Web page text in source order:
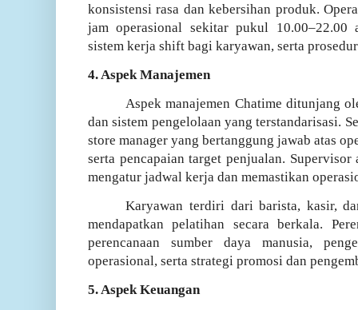
konsistensi rasa dan kebersihan produk.
jam operasional sekitar pukul 10.00–22.00
sistem kerja shift bagi karyawan, serta
4. Aspek Manajemen
Aspek manajemen Chatime ditunjang
dan sistem pengelolaan yang terstandarisasi.
store manager yang bertanggung jawab atas
serta pencapaian target penjualan.
mengatur jadwal kerja dan memastikan
Karyawan terdiri dari barista, kasir,
mendapatkan pelatihan secara berkala.
perencanaan sumber daya manusia,
operasional, serta strategi promosi dan
5. Aspek Keuangan